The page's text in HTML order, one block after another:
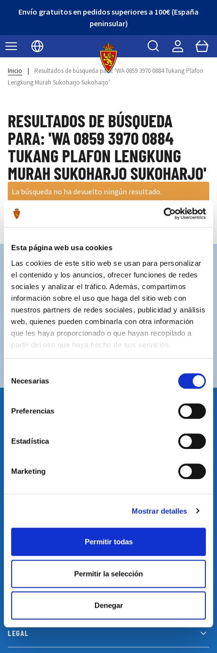
Esta página web usa cookies
Las cookies de este sitio web se usan para personalizar
el contenido y los anuncios, ofrecer funciones de redes
sociales y analizar el tráfico. Además, compartimos
información sobre el uso que haga del sitio web con
nuestros partners de redes sociales, publicidad y análisis
web, quienes pueden combinarla con otra información
que les haya proporcionado o que hayan recopilado a
partir del uso que haya hecho de sus servicios.
Necesarias
Preferencias
Estadística
Marketing
Mostrar detalles
Permitir todas
Permitir la selección
Denegar
Envío gratuitos en pedidos superiores a 100€ (España
peninsular)
Seleccionar idioma
Buscar Cart
Inicio |
Resultados de búsqueda para: 'WA 0859 3970 0884 Tukang Plafon
Lengkung Murah Sukoharjo Sukoharjo'
RESULTADOS DE BÚSQUEDA
PARA: 'WA 0859 3970 0884
TUKANG PLAFON LENGKUNG
MURAH SUKOHARJO SUKOHARJO'
La búsqueda no ha devuelto ningún resultado.
ASISTENCIA PERSONALIZADA
Contacta con nosotros para solucionar cualquier duda.
ENVÍOS GRATUITOS
Por compras superiores a 100€ (España peninsular)
COMPRAS SEGURAS
Plataforma de pago segura a través de tarjeta o
LEGAL
Volver arriba
SUSCRÍBETE A NUESTRA NEWSLETTER